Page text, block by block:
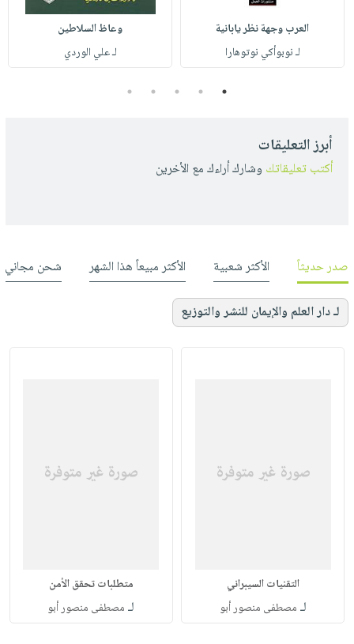
العرب وجهة نظر يابانية
لـ نوبوأكي نوتوهارا
وعاظ السلاطين
لـ علي الوردي
1
2
3
4
5
أبرز التعليقات
أكتب تعليقاتك وشارك أراءك مع الأخرين
صدر حديثاً الأكثر شعبية الأكثر مبيعاً هذا الشهر شحن مجاني
لـ دار العلم والإيمان للنشر والتوزيع
التقنيات السيبراني
لـ مصطفى منصور أبو
متطلبات تحقق الأمن
لـ مصطفى منصور أبو